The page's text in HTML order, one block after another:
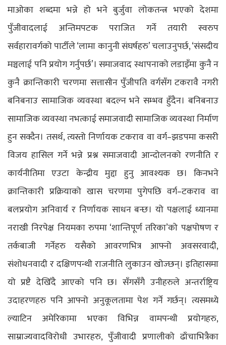
माओका शब्दमा भन्ने हो भने बुर्जुवा लोकतन्त्र भएको देशमा
पुँजीवादलाई अन्तिमपटक पराजित गर्ने तयारी स्वरुप
सर्वहारावर्गको पार्टीले ‘लामा कानुनी संघर्षहरु’ चलाउनुपर्छ, ‘संसदीय
मञ्चलाई पनि प्रयोग गर्नुपर्छ’। समाजवाद स्थापनाको लडाइँमा कुनै न
कुनै क्रान्तिकारी चरणमा सत्तासीन पुँजीपति वर्गसँग टकरावै नगरी
बनिबनाउ सामाजिक व्यवस्था बदल्न भने सम्भव हुँदैन। बनिबनाउ
सामाजिक व्यवस्था नभत्काई समाजवादी सामाजिक व्यवस्था निर्माण
हुन सक्दैन। तसर्थ, त्यस्तो निर्णायक टकराव वा वर्ग–झडपमा कसरी
विजय हासिल गर्ने भन्ने प्रश्न समाजवादी आन्दोलनको रणनीति र
कार्यनीतिमा एउटा केन्द्रीय मुद्दा हुनु आवश्यक छ। किनभने
क्रान्तिकारी प्रक्रियाको खास चरणमा पुगेपछि वर्ग–टकराव वा
बलप्रयोग अनिवार्य र निर्णायक साधन बन्छ। यो पक्षलाई ध्यानमा
नराखी निरपेक्ष नियमका रुपमा ‘शान्तिपूर्ण तरिका’को पक्षपोषण र
तर्कबाजी गर्नेहरु यसैको आवरणभित्र आफ्नो अवसरवादी,
संशोधनवादी र दक्षिणपन्थी राजनीति लुकाउन खोज्छन्। इतिहासमा
यो प्रष्टै देखिँदै आएको पनि छ। सँगसँगै उनीहरुले अन्तर्राष्ट्रिय
उदाहरणहरु पनि आफ्नो अनुकूलतामा पेश गर्ने गर्छन्। त्यसमध्ये
ल्याटिन अमेरिकामा भएका विभिन्न वामपन्थी प्रयोगहरु,
साम्राज्यवादविरोधी उभारहरु, पुँजीवादी प्रणालीको ढाँचाभित्रैका